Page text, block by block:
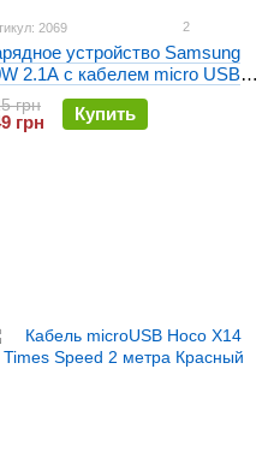
2069 2
устройство Samsung
2.1A c кабелем micro USB
Белое
грн
грн Купить